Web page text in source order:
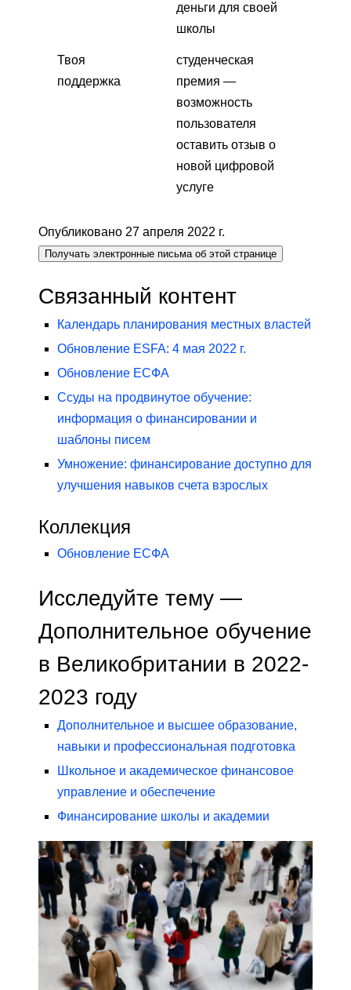
деньги для своей
школы
Твоя
поддержка
студенческая
премия —
возможность
пользователя
оставить отзыв о
новой цифровой
услуге
Опубликовано 27 апреля 2022 г.
Получать электронные письма об этой странице
Связанный контент
Календарь планирования местных властей
Обновление ESFA: 4 мая 2022 г.
Обновление ЕСФА
Ссуды на продвинутое обучение:
информация о финансировании и
шаблоны писем
Умножение: финансирование доступно для
улучшения навыков счета взрослых
Коллекция
Обновление ЕСФА
Исследуйте тему —
Дополнительное обучение
в Великобритании в 2022-
2023 году
Дополнительное и высшее образование,
навыки и профессиональная подготовка
Школьное и академическое финансовое
управление и обеспечение
Финансирование школы и академии